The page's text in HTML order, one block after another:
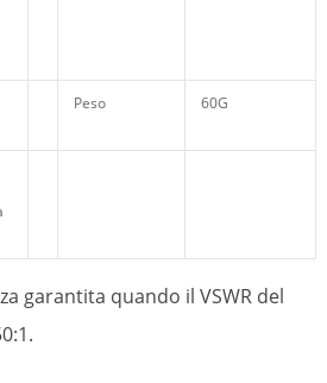
Peso 60G
garantita quando il VSWR del